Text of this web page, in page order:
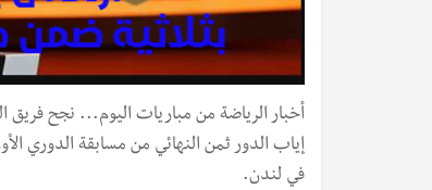
إياب الدور ثمن النهائي من مسابقة الدوري
في لندن.